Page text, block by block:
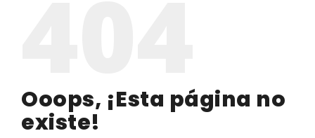
Ooops, ¡Esta página no
existe!